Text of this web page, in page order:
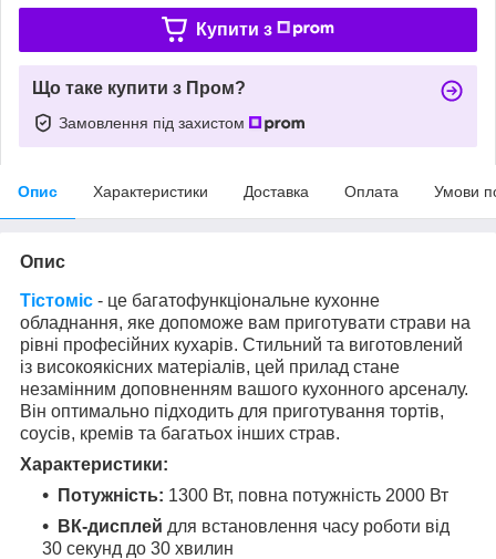
Купити з
Що таке купити з Пром?
Замовлення під захистом
Опис Характеристики Доставка Оплата Умови
Опис
Тістоміс - це багатофункціональне кухонне
обладнання, яке допоможе вам приготувати страви на
рівні професійних кухарів. Стильний та виготовлений
із високоякісних матеріалів, цей прилад стане
незамінним доповненням вашого кухонного арсеналу.
Він оптимально підходить для приготування тортів,
соусів, кремів та багатьох інших страв.
Характеристики:
Потужність: 1300 Вт, повна потужність 2000 Вт
ВК-дисплей для встановлення часу роботи від
30 секунд до 30 хвилин